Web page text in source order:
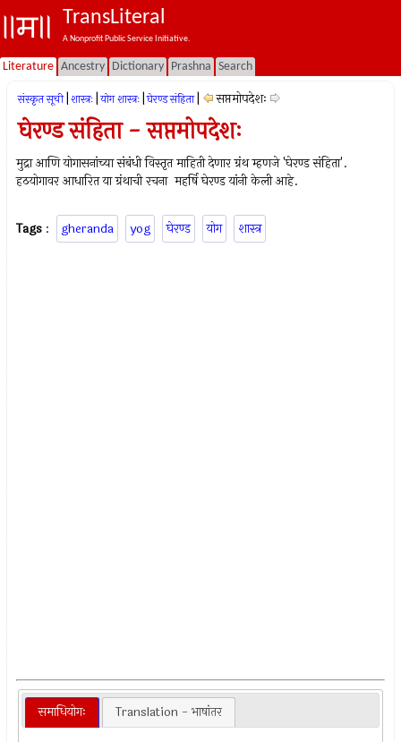
TransLiteral
A Nonprofit Public Service Initiative.
Literature Ancestry Dictionary Prashna Search
संस्कृत सूची शास्त्रः योग शास्त्रः घेरण्ड संहिता सप्तमोपदेशः
घेरण्ड संहिता - सप्तमोपदेशः
मुद्रा आणि योगासनांच्या संबंधी विस्तृत माहिती देणार ग्रंथ म्हणजे 'घेरण्ड संहिता'.
हठयोगावर आधारित या ग्रंथाची रचना महर्षि घेरण्ड यांनी केली आहे.
Tags : gheranda yog घेरण्ड योग शास्त्र
समाधियोगः Translation - भाषांतर